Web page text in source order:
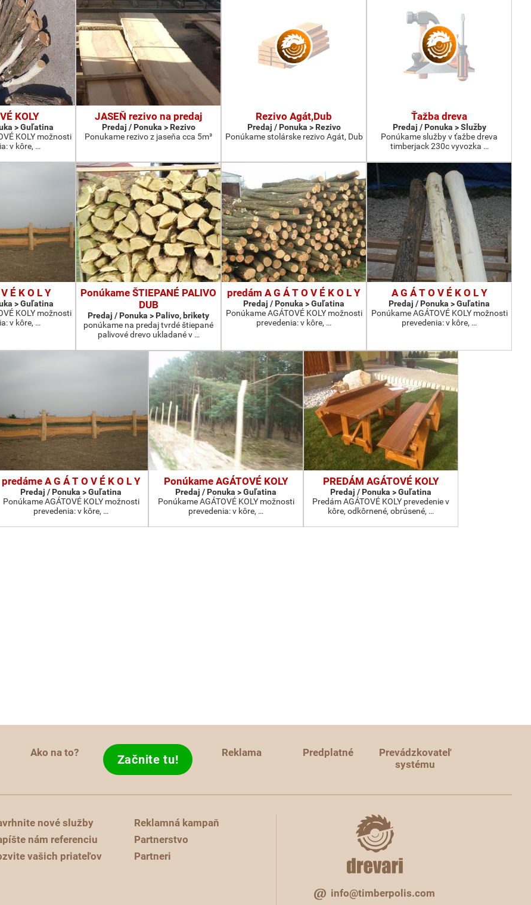
KOLY
> Guľatina
KOLY možnosti
v kôre, …
JASEŇ rezivo na predaj
Predaj / Ponuka > Rezivo
Ponukame rezivo z jaseňa cca 5m³
Rezivo Agát,Dub
Predaj / Ponuka > Rezivo
Ponúkame stolárske rezivo Agát, Dub
Ťažba dreva
Predaj / Ponuka > Služby
Ponúkame služby v ťažbe dreva
timberjack 230c vyvozka …
É K O L Y
> Guľatina
KOLY možnosti
v kôre, …
Ponúkame ŠTIEPANÉ PALIVO
DUB
Predaj / Ponuka > Palivo, brikety
ponúkame na predaj tvrdé štiepané
palivové drevo ukladané v …
predám A G Á T O V É K O L Y
Predaj / Ponuka > Guľatina
Ponúkame AGÁTOVÉ KOLY možnosti
prevedenia: v kôre, …
A G Á T O V É K O L Y
Predaj / Ponuka > Guľatina
Ponúkame AGÁTOVÉ KOLY možnosti
prevedenia: v kôre, …
predáme A G Á T O V É K O L Y
Predaj / Ponuka > Guľatina
Ponúkame AGÁTOVÉ KOLY možnosti
prevedenia: v kôre, …
Ponúkame AGÁTOVÉ KOLY
Predaj / Ponuka > Guľatina
Ponúkame AGÁTOVÉ KOLY možnosti
prevedenia: v kôre, …
PREDÁM AGÁTOVÉ KOLY
Predaj / Ponuka > Guľatina
Predám AGÁTOVÉ KOLY prevedenie v
kôre, odkôrnené, obrúsené, …
Ako na to? Začnite tu! Reklama Predplatné
Prevádzkovateľ
systému
nové služby
nám referenciu
vašich priateľov
Reklamná kampaň
Partnerstvo
Partneri
info@timberpolis.com